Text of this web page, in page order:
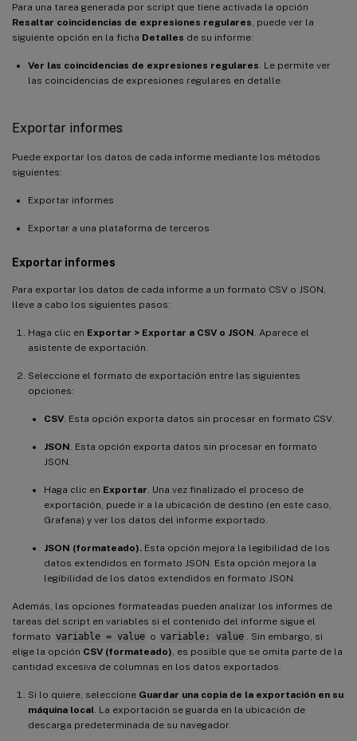
Para una tarea generada por script que tiene activada la opción
Resaltar coincidencias de expresiones regulares , puede ver la
siguiente opción en la ficha Detalles de su informe:
Ver las coincidencias de expresiones regulares . Le permite ver
las coincidencias de expresiones regulares en detalle.
Exportar informes
Puede exportar los datos de cada informe mediante los métodos
siguientes:
Exportar informes
Exportar a una plataforma de terceros
Exportar informes
Para exportar los datos de cada informe a un formato CSV o JSON,
lleve a cabo los siguientes pasos:
Haga clic en Exportar > Exportar a CSV o JSON . Aparece el
asistente de exportación.
Seleccione el formato de exportación entre las siguientes
opciones:
CSV . Esta opción exporta datos sin procesar en formato CSV.
JSON . Esta opción exporta datos sin procesar en formato
JSON.
Haga clic en Exportar . Una vez finalizado el proceso de
exportación, puede ir a la ubicación de destino (en este caso,
Grafana) y ver los datos del informe exportado.
JSON (formateado). Esta opción mejora la legibilidad de los
datos extendidos en formato JSON. Esta opción mejora la
legibilidad de los datos extendidos en formato JSON.
Además, las opciones formateadas pueden analizar los informes de
tareas del script en variables si el contenido del informe sigue el
formato variable = value o variable: value
. Sin embargo, si
elige la opción CSV (formateado) , es posible que se omita parte de la
cantidad excesiva de columnas en los datos exportados.
Si lo quiere, seleccione Guardar una copia de la exportación en su
máquina local . La exportación se guarda en la ubicación de
descarga predeterminada de su navegador.